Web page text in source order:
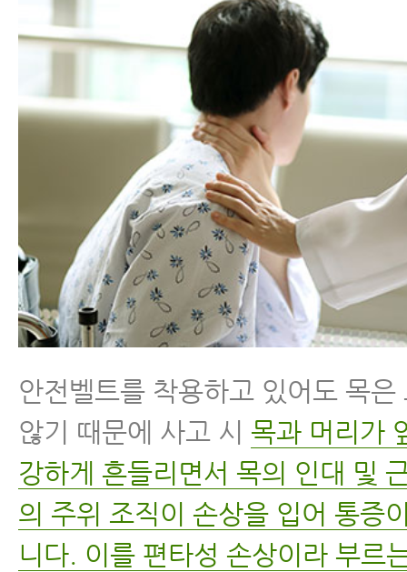
안전벨트를 착용하고 있어도 목은
않기 때문에 사고 시 목과 머리가
강하게 흔들리면서 목의 인대 및
의 주위 조직이 손상을 입어 통증
니다. 이를 편타성 손상이라 부르